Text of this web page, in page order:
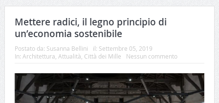
Mettere radici, il legno principio di
un’economia sostenibile
Postato da: Susanna Bellini il: Settembre 05, 2019
In: Architettura, Attualità, Città dei Mille Nessun commento